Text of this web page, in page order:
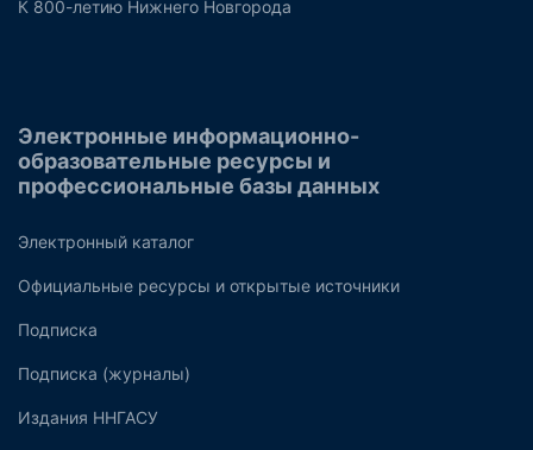
К 800-летию Нижнего Новгорода
Электронные информационно-
образовательные ресурсы и
профессиональные базы данных
Электронный каталог
Официальные ресурсы и открытые источники
Подписка
Подписка (журналы)
Издания ННГАСУ